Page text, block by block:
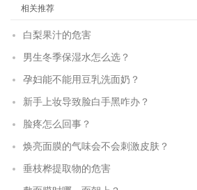
相关推荐
白梨果汁的危害
男生冬季保湿水怎么选？
孕妇能不能用豆乳洗面奶？
新手上妆导致脸白手黑咋办？
脸疼怎么回事？
焕亮面膜的气味会不会刺激皮肤？
垂枝桦提取物的危害